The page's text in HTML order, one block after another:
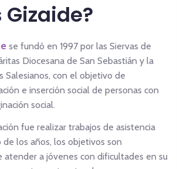
Gizaide?
se fundó en 1997 por las Siervas de
Diocesana de San Sebastián y la
Salesianos, con el objetivo de
e inserción social de personas con
social.
fue realizar trabajos de asistencia
de los años, los objetivos son
a jóvenes con dificultades en su